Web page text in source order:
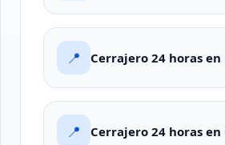
📍 Cerrajero 24 horas
📍 Cerrajero 24 horas en